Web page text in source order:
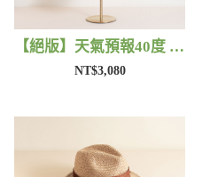
【絕版】天氣預報40度 | 藺子X好煩小姐
NT$3,080